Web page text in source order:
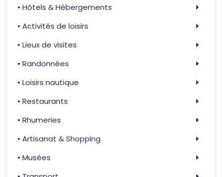
• Hôtels & Hébergements
• Activités de loisirs
• Lieux de visites
• Randonnées
• Loisirs nautique
• Restaurants
• Rhumeries
• Artisanat & Shopping
• Musées